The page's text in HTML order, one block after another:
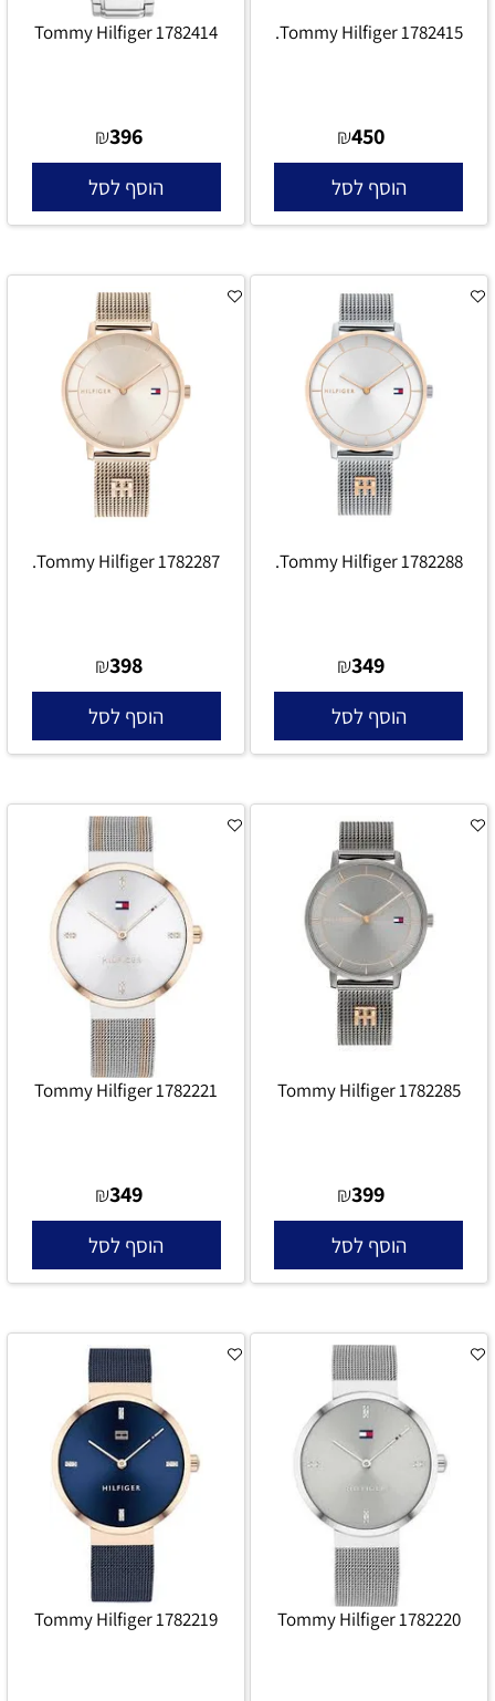
Tommy Hilfiger 1782415.
₪450
הוסף לסל
Tommy Hilfiger 1782414
₪396
הוסף לסל
Tommy Hilfiger 1782288.
₪349
הוסף לסל
Tommy Hilfiger 1782287.
₪398
הוסף לסל
Tommy Hilfiger 1782285
₪399
הוסף לסל
Tommy Hilfiger 1782221
₪349
הוסף לסל
Tommy Hilfiger 1782220
Tommy Hilfiger 1782219